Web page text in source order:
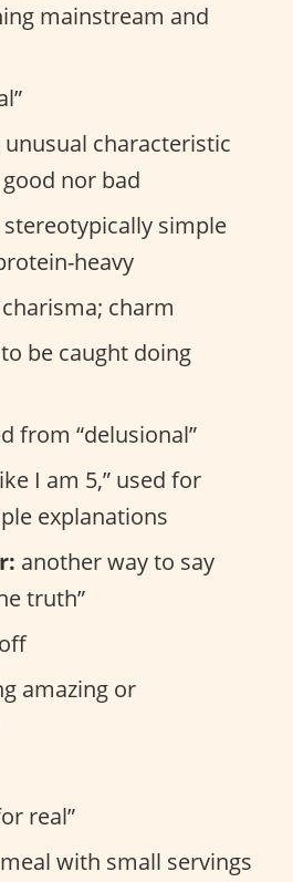
mainstream and
unusual characteristic
nor bad
stereotypically simple
heavy
charm
to be caught doing
from “delusional”
I am 5,” used for
explanations
another way to say
truth”
amazing or
real”
with small servings